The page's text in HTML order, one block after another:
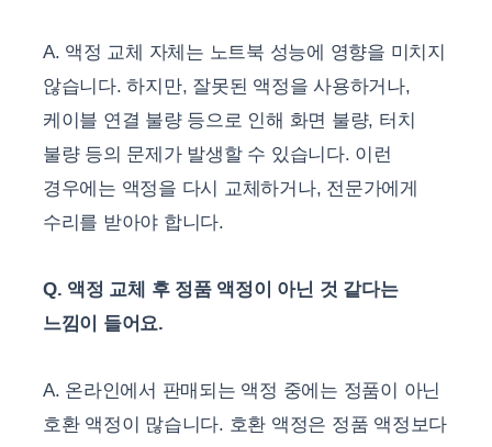
A. 액정 교체 자체는 노트북 성능에 영향을 미치지
않습니다. 하지만, 잘못된 액정을 사용하거나,
케이블 연결 불량 등으로 인해 화면 불량, 터치
불량 등의 문제가 발생할 수 있습니다. 이런
경우에는 액정을 다시 교체하거나, 전문가에게
수리를 받아야 합니다.
Q. 액정 교체 후 정품 액정이 아닌 것 같다는
느낌이 들어요.
A. 온라인에서 판매되는 액정 중에는 정품이 아닌
호환 액정이 많습니다. 호환 액정은 정품 액정보다